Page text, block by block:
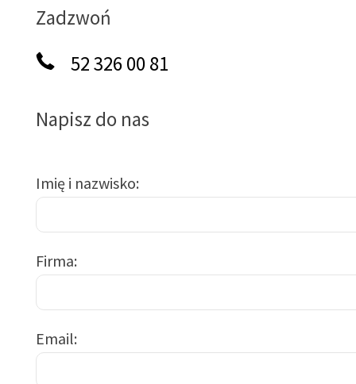
Zadzwoń
52 326 00 81
Napisz do nas
Imię i nazwisko
Firma
Email